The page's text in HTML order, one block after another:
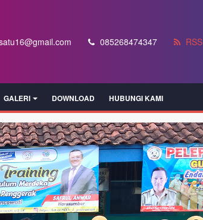
085268474347 RSS
GALERI DOWNLOAD HUBUNGI KAMI